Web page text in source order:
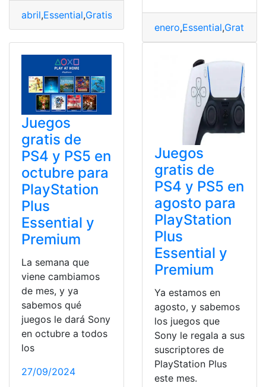
abril,Essential,Gratis Juegos,Playstation,Plus,Premium
enero,Essential,Gratis
Juegos
gratis de
PS4 y PS5 en
octubre para
PlayStation
Plus
Essential y
Premium
La semana que
viene cambiamos
de mes, y ya
sabemos qué
juegos le dará Sony
en octubre a todos
los
27/09/2024
Juegos
gratis de
PS4 y PS5 en
agosto para
PlayStation
Plus
Essential y
Premium
Ya estamos en
agosto, y sabemos
los juegos que
Sony le regala a sus
suscriptores de
PlayStation Plus
este mes.